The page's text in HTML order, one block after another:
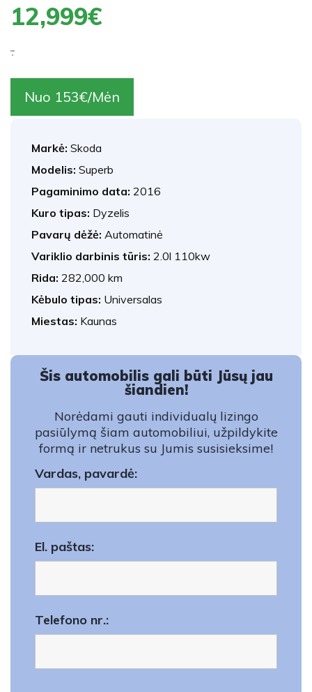
12,999€
.
Nuo 153€/Mėn
Markė: Skoda
Modelis: Superb
Pagaminimo data: 2016
Kuro tipas: Dyzelis
Pavarų dėžė: Automatinė
Variklio darbinis tūris: 2.0l 110kw
Rida: 282,000 km
Kėbulo tipas: Universalas
Miestas: Kaunas
Šis automobilis gali būti Jūsų jau
šiandien!
Norėdami gauti individualų lizingo
pasiūlymą šiam automobiliui, užpildykite
formą ir netrukus su Jumis susisieksime!
Vardas, pavardė:
El. paštas:
Telefono nr.: